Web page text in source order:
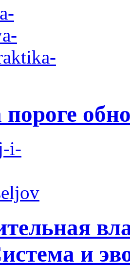
и